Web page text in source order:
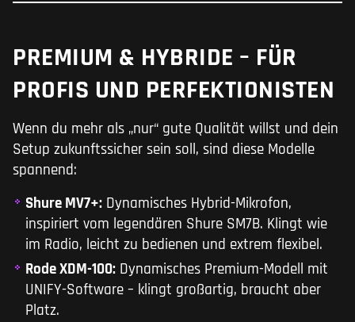
PREMIUM & HYBRIDE – FÜR
PROFIS UND PERFEKTIONISTEN
Wenn du mehr als „nur“ gute Qualität willst und dein
Setup zukunftssicher sein soll, sind diese Modelle
spannend:
Shure MV7+: Dynamisches Hybrid-Mikrofon,
inspiriert vom legendären Shure SM7B. Klingt wie
im Radio, leicht zu bedienen und extrem flexibel.
Rode XDM-100: Dynamisches Premium-Modell mit
UNIFY-Software – klingt großartig, braucht aber
Platz.